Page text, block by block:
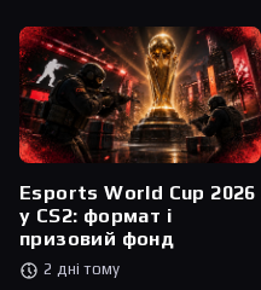
Esports World Cup 2026
у CS2: формат і
призовий фонд
2 дні тому